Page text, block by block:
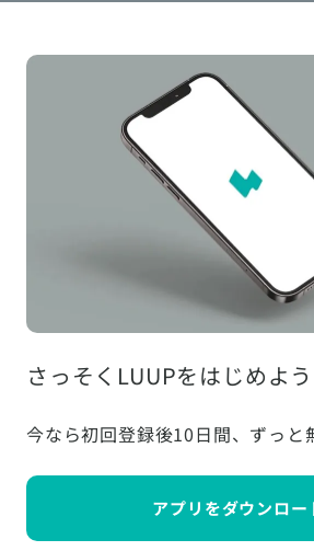
さっそくLUUPをはじめよう
今なら初回登録後10日間、ずっと
アプリをダウンロー